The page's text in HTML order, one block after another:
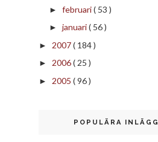
► februari( 53 )
► januari( 56 )
► 2007( 184 )
► 2006( 25 )
► 2005 ( 96 )
POPULÄRA INLÄGG